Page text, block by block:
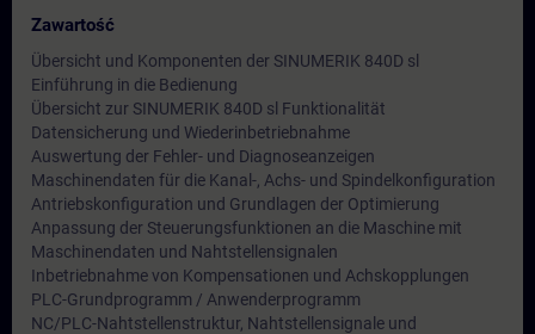
Zawartość
Übersicht und Komponenten der SINUMERIK 840D sl
Einführung in die Bedienung
Übersicht zur SINUMERIK 840D sl Funktionalität
Datensicherung und Wiederinbetriebnahme
Auswertung der Fehler- und Diagnoseanzeigen
Maschinendaten für die Kanal-, Achs- und Spindelkonfiguration
Antriebskonfiguration und Grundlagen der Optimierung
Anpassung der Steuerungsfunktionen an die Maschine mit
Maschinendaten und Nahtstellensignalen
Inbetriebnahme von Kompensationen und Achskopplungen
PLC-Grundprogramm / Anwenderprogramm
NC/PLC-Nahtstellenstruktur, Nahtstellensignale und